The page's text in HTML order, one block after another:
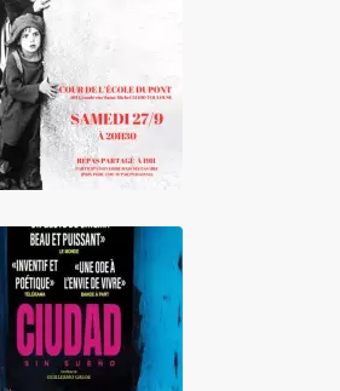
Cinéma en plein
air The Kid
Ciudad sin sueño